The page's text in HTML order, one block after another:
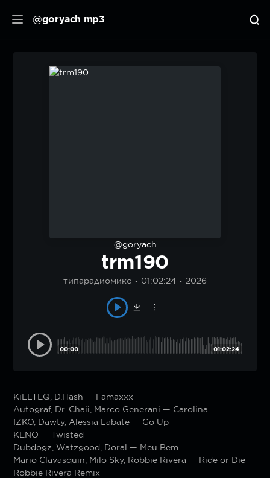
@goryach mp3
@goryach
trm190
типарадиомикс 01:02:24 2026
00:00 01:02:24
KiLLTEQ, D.Hash — Famaxxx
Autograf, Dr. Chaii, Marco Generani — Carolina
IZKO, Dawty, Alessia Labate — Go Up
KENO — Twisted
Dubdogz, Watzgood, Doral — Meu Bem
Mario Clavasquin, Milo Sky, Robbie Rivera — Ride or Die —
Robbie Rivera Remix